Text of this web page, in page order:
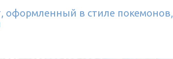
оформленный в стиле покемонов,